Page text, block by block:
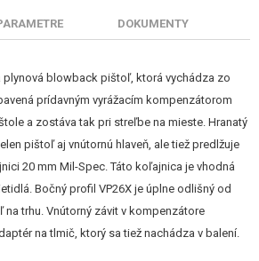
DOKUMENTY
plynová blowback pištoľ, ktorá vychádza zo
prídavným vyrážacím kompenzátorom
a zostáva tak pri streľbe na mieste. Hranatý
pištoľ aj vnútornú hlaveň, ale tiež predlžuje
20 mm Mil-Spec. Táto koľajnica je vhodná
Bočný profil VP26X je úplne odlišný od
na trhu. Vnútorný závit v kompenzátore
na tlmič, ktorý sa tiež nachádza v balení.